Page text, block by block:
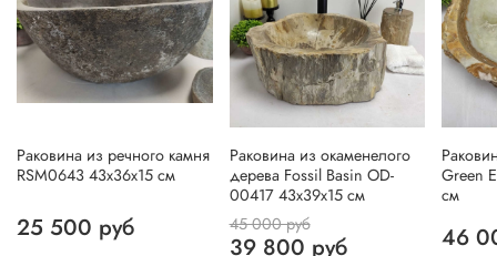
Раковина из речного камня
RSM0643 43x36x15 см
25 500 руб
Раковина из окаменелого
дерева Fossil Basin OD-
00417 43x39x15 см
45 000 руб
39 800 руб
Green
см
46